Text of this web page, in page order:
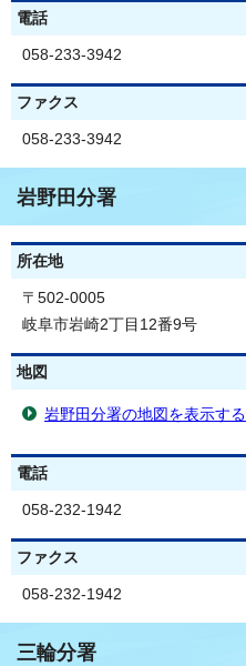
電話
058-233-3942
ファクス
058-233-3942
岩野田分署
所在地
〒502-0005
岐阜市岩崎2丁目12番9号
地図
岩野田分署の地図を表示する
電話
058-232-1942
ファクス
058-232-1942
三輪分署